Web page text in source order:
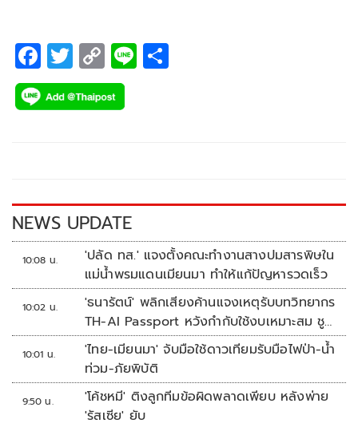
F
ac
e
k
T
wi
tt
C
o
p
k
Li
NEWS UPDATE
10:08 น.
'ปลัด ทส.' แจงตั้งคณะทำงานสางปมสารพิษใน
แม่น้ำพรมแดนเมียนมา ทำให้แก้ปัญหารวดเร็ว
10:02 น.
'ธนารัตน์' พลิกเสียงค้านแจงเหตุรับบทวิทยากร
TH-AI Passport หวังกำกับใช้งบเหมาะสม ชู
จุดเด่นคนไทยได้ใช้ AI ระดับโปร ลดเหลื่อมล้ำ
ทางเทคโนโลยี เซฟงบไปกว่า900ล้าน เชื่อหาก
ใช้เต็มที่เอกชนขาดทุนย่อยยับ
10:01 น.
'ไทย-เมียนมา' จับมือใช้ดาวเทียมรับมือไฟป่า-น้ำ
ท่วม-ภัยพิบัติ
9:50 น.
'โค้ชหมี' ติงลูกทีมข้อผิดพลาดเพียบ หลังพ่าย
'รัสเซีย' ยับ